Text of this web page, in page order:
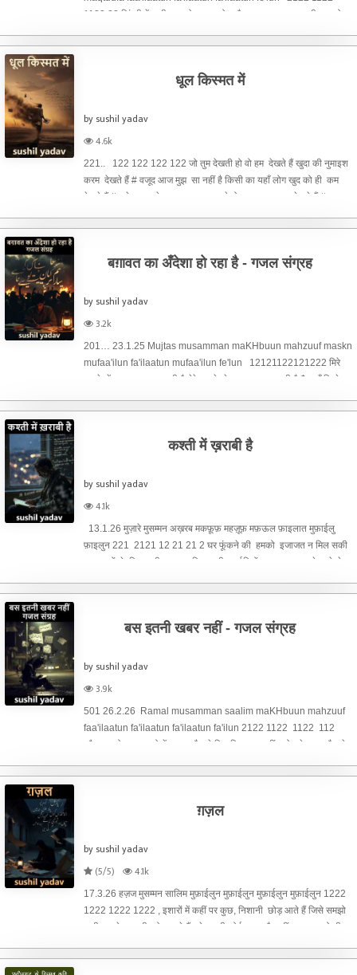
1122 22 ज़िंदगी में कभी क्या सोचा हुआ होता है यार, हर हाल पुराना ही नया होता
धूल किस्मत में
by sushil yadav
4.6k
221.. 122 122 122 122 जो तुम देखती हो वो हम देखते हैं खुदा की नुमाइश
करम देखते हैं # वजूद आज मुझ सा नहीं है किसी का यहाँ लोग खुद को ही कम
देखते हैं # मुझे आजमाने चला था ज़माना उसे दो बता कुछ जनम देखते हैं #
बग़ावत का अँदेशा हो रहा है - गजल संग्रह
by sushil yadav
3.2k
201… 23.1.25 Mujtas musamman maKHbuun mahzuuf maskn
mufaa'ilun fa'ilaatun mufaa'ilun fe'lun 12121122121222 मिरे
मुनाफ़े में नुकसान क्या जरूरी है तेरे इलाक़े ये पहचान क्या जरूरी है $ यहाँ किसे
कश्ती में ख़राबी है
by sushil yadav
4.1k
13.1.26 मुज़ारे मुसम्मन अख़रब मकफ़ूफ़ महज़ूफ़ मफ़ऊल फ़ाइलात मुफ़ाईलु
फ़ाइलुन 221 2121 12 21 21 2 घर फूंकने की हमको इजाजत न मिल सकी
रुसवाइयों से फिर कभी राहत न मिल सकी बर्बादियों का जश्न मनाने चले थे
बस इतनी खबर नहीं - गजल संग्रह
by sushil yadav
3.9k
501 26.2.26 Ramal musamman saalim maKHbuun mahzuuf
faa'ilaatun fa'ilaatun fa'ilaatun fa'ilun 2122 1122 1122 112
कौन अब रोज, खयालो में सताता है मुझे फिर बियाबान कहीं ,छोड़ के आता है मुझे
ग़ज़ल
by sushil yadav
(5/5)
4.1k
17.3.26 हज़ज मुसम्मन सालिम मुफ़ाईलुन मुफ़ाईलुन मुफ़ाईलुन मुफ़ाईलुन 1222
1222 1222 1222 , इशारों में कहीं पर कुछ, निशानी छोड़ आते हैं जिसे समझो
तुम्ही मन से, कहानी छोड़ आते हैं , ये अपनी कोई आदत है, नहीं मालूम हमको भी